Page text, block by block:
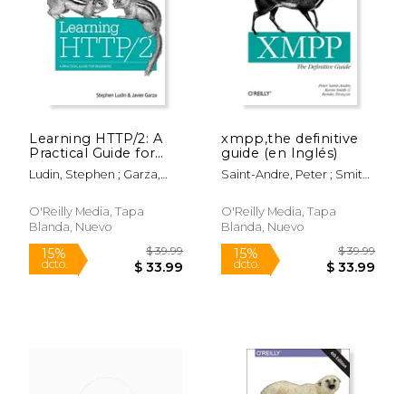
6%
dcto. $ 38.58
6%
dcto. $
Learning HTTP/2: A
Practical Guide for
Beginners (en Inglés)
Ludin, Stephen ; Garza,
O'Reilly Media, Tapa
Blanda, Nuevo
xmpp,the definitive
guide (en Inglés)
Saint-Andre, Peter ; Smith,
O'Reilly Media, Tapa
Blanda, Nuevo